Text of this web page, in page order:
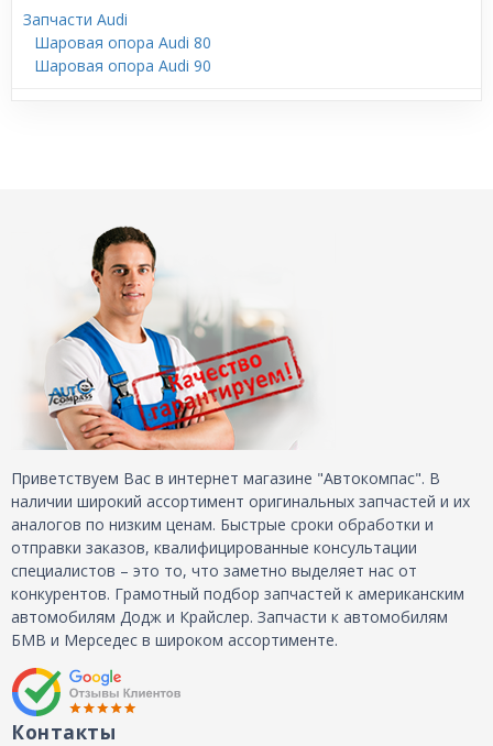
Запчасти Audi
Шаровая опора Audi 80
Шаровая опора Audi 90
Приветствуем Вас в интернет магазине "Автокомпас". В
наличии широкий ассортимент оригинальных запчастей и их
аналогов по низким ценам. Быстрые сроки обработки и
отправки заказов, квалифицированные консультации
специалистов – это то, что заметно выделяет нас от
конкурентов. Грамотный подбор запчастей к американским
автомобилям Додж и Крайслер. Запчасти к автомобилям
БМВ и Мерседес в широком ассортименте.
Контакты